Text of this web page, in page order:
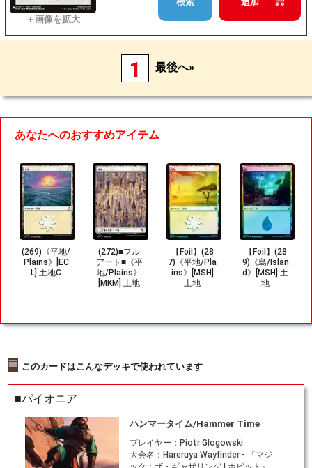
1 最後へ»
あなたへのおすすめアイテム
(269)《平地/
Plains》[EC
L] 土地C
(272)■フル
アート■《平
地/Plains》
[MKM] 土地
【Foil】(28
7)《平地/Pla
ins》[MSH]
土地
【Foil】(28
9)《島/Islan
d》[MSH] 土
地
このカードはこんなデッキで使われています
■パイオニア
ハンマータイム/Hammer Time
プレイヤー： Piotr Glogowski
大会名： Hareruya Wayfinder - 『マジ